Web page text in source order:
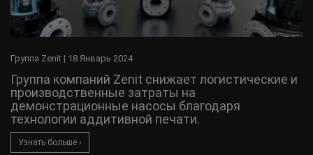
Группа Zenit | 18 Январь 2024
Группа компаний Zenit снижает логистические и
производственные затраты на
демонстрационные насосы благодаря
технологии аддитивной печати.
Узнать больше ›